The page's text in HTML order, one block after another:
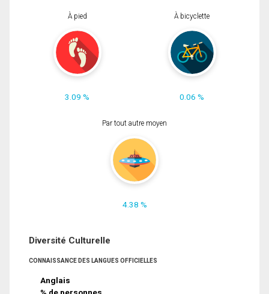
À pied
3.09 %
À bicyclette
0.06 %
Par tout autre moyen
4.38 %
Diversité Culturelle
CONNAISSANCE DES LANGUES OFFICIELLES
Anglais
% de personnes